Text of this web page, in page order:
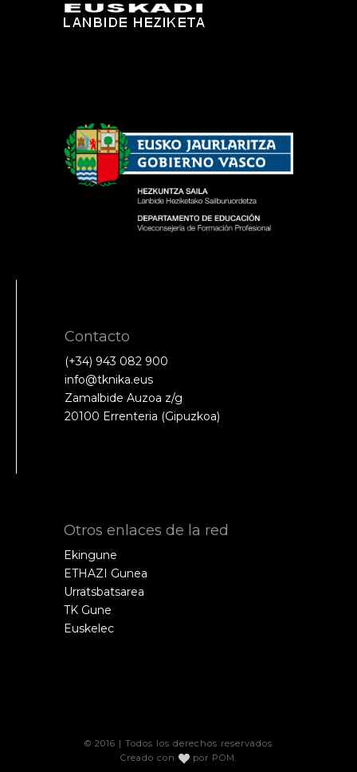
Contacto
(+34) 943 082 900
info@tknika.eus
Zamalbide Auzoa z/g
20100 Errenteria (Gipuzkoa)
Otros enlaces de la red
Ekingune
ETHAZI Gunea
Urratsbatsarea
TK Gune
Euskelec
© 2016 | Todos los derechos reservados
Creado con
por POM .